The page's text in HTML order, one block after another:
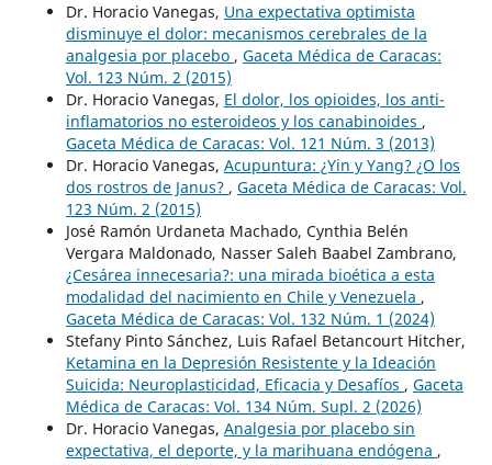
Dr. Horacio Vanegas, Una expectativa optimista
disminuye el dolor: mecanismos cerebrales de la
analgesia por placebo , Gaceta Médica de Caracas:
Vol. 123 Núm. 2 (2015)
Dr. Horacio Vanegas, El dolor, los opioides, los anti-
inflamatorios no esteroideos y los canabinoides ,
Gaceta Médica de Caracas: Vol. 121 Núm. 3 (2013)
Dr. Horacio Vanegas, Acupuntura: ¿Yin y Yang? ¿O los
dos rostros de Janus? , Gaceta Médica de Caracas: Vol.
123 Núm. 2 (2015)
José Ramón Urdaneta Machado, Cynthia Belén
Vergara Maldonado, Nasser Saleh Baabel Zambrano,
¿Cesárea innecesaria?: una mirada bioética a esta
modalidad del nacimiento en Chile y Venezuela ,
Gaceta Médica de Caracas: Vol. 132 Núm. 1 (2024)
Stefany Pinto Sánchez, Luis Rafael Betancourt Hitcher,
Ketamina en la Depresión Resistente y la Ideación
Suicida: Neuroplasticidad, Eficacia y Desafíos , Gaceta
Médica de Caracas: Vol. 134 Núm. Supl. 2 (2026)
Dr. Horacio Vanegas, Analgesia por placebo sin
expectativa, el deporte, y la marihuana endógena ,